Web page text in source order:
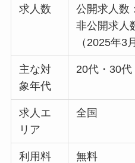
求人数
公開求人数
非公開求人
（2025年3
主な対
象年代
20代・30代
求人エ
リア
全国
利用料
無料